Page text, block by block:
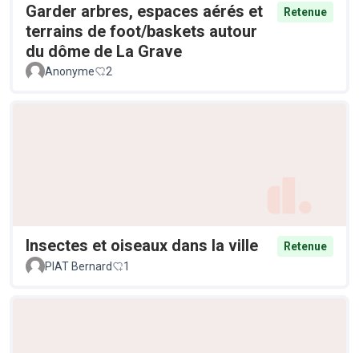
Garder arbres, espaces aérés et
terrains de foot/baskets autour
du dôme de La Grave
Retenue
Anonyme 2
Insectes et oiseaux dans la ville
Retenue
PIAT Bernard
1